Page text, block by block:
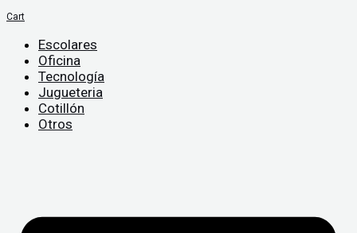
Cart
Escolares
Oficina
Tecnología
Jugueteria
Cotillón
Otros